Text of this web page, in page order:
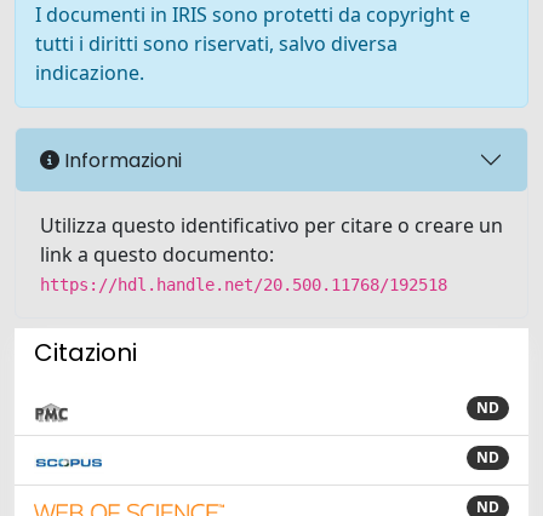
I documenti in IRIS sono protetti da copyright e
tutti i diritti sono riservati, salvo diversa
indicazione.
Informazioni
Utilizza questo identificativo per citare o creare un
link a questo documento:
https://hdl.handle.net/20.500.11768/192518
Citazioni
ND
ND
ND